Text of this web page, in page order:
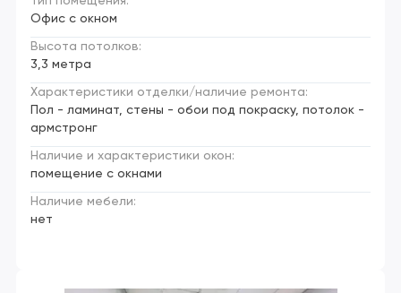
Офис с окном
Высота потолков:
3,3 метра
Характеристики отделки/наличие ремонта:
Пол - ламинат, стены - обои под покраску, потолок -
армстронг
Наличие и характеристики окон:
помещение с окнами
Наличие мебели:
нет